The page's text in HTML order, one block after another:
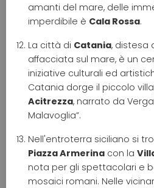
amanti del mare, delle
imperdibile è Cala Rossa.
La città di Catania, distesa
affacciata sul mare, è un
iniziative culturali ed
Catania dorge il piccolo
Acitrezza, narrato da
Malavoglia”.
Nell'entroterra siciliano si
Piazza Armerina con la
nota per gli spettacolari e
mosaici romani. Nelle